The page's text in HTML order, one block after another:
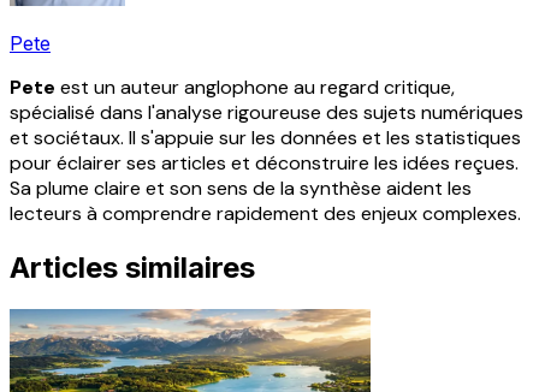
Pete
Pete est un auteur anglophone au regard critique,
spécialisé dans l'analyse rigoureuse des sujets numériques
et sociétaux. Il s'appuie sur les données et les statistiques
pour éclairer ses articles et déconstruire les idées reçues.
Sa plume claire et son sens de la synthèse aident les
lecteurs à comprendre rapidement des enjeux complexes.
Articles similaires